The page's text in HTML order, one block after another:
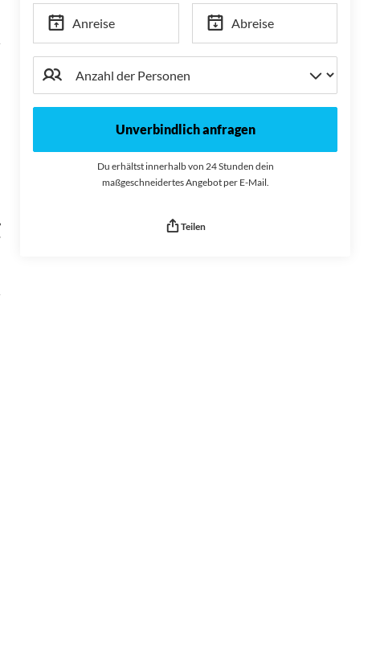
Anreise Abreise
Unverbindlich anfragen
Du erhältst innerhalb von 24 Stunden dein
maßgeschneidertes Angebot per E-Mail.
Teilen